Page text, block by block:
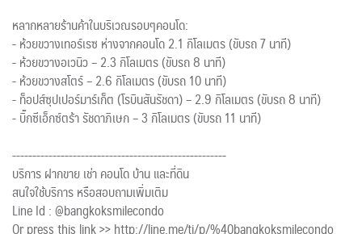
หลากหลายร้านค้าในบริเวณรอบๆคอนโด:
- ห้วยขวางเทอร์เรซ ห่างจากคอนโด 2.1 กิโลเมตร (ขับรถ 7 นาที)
- ห้วยขวางอเวนิว – 2.3 กิโลเมตร (ขับรถ 8 นาที)
- ห้วยขวางสโตร์ – 2.6 กิโลเมตร (ขับรถ 10 นาที)
- ท็อปส์ซุปเปอร์มาร์เก็ต (โรบินสันรัชดา) – 2.9 กิโลเมตร (ขับรถ 8 นาที)
- บิ๊กซีเอ็กซ์ตร้า รัชดาภิเษก – 3 กิโลเมตร (ขับรถ 11 นาที)
-----------------------------------------------------
บริการ ฝากขาย เช่า คอนโด บ้าน และที่ดิน
สนใจใช้บริการ หรือสอบถามเพิ่มเติม
Line Id : @bangkoksmilecondo